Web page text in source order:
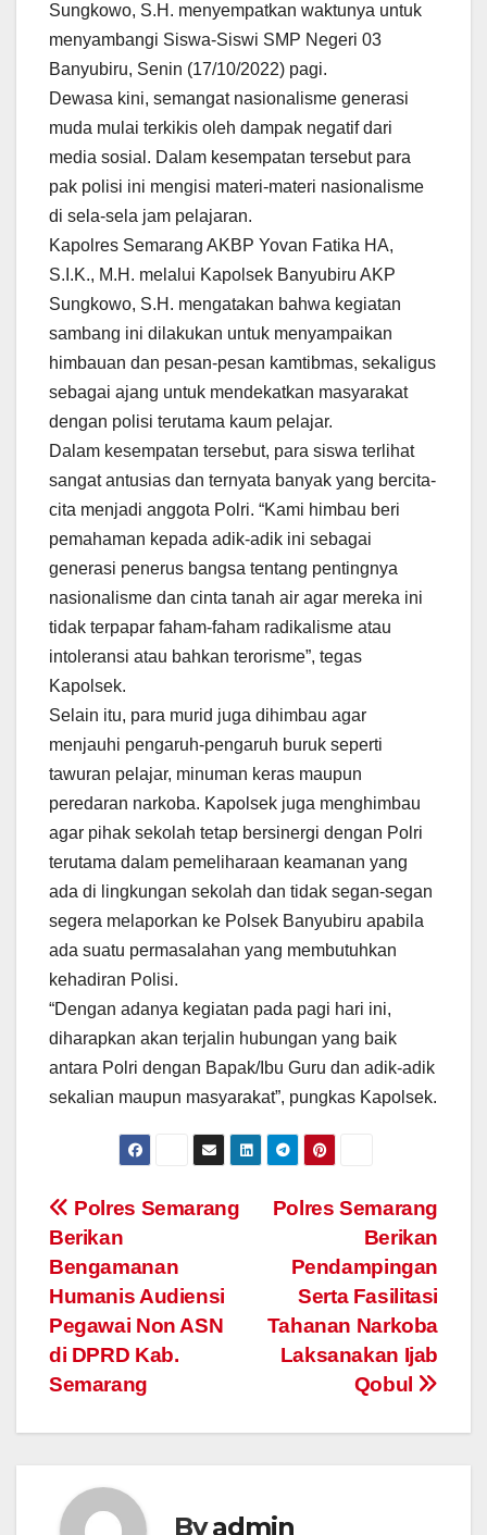
Sungkowo, S.H. menyempatkan waktunya untuk
menyambangi Siswa-Siswi SMP Negeri 03
Banyubiru, Senin (17/10/2022) pagi.
Dewasa kini, semangat nasionalisme generasi
muda mulai terkikis oleh dampak negatif dari
media sosial. Dalam kesempatan tersebut para
pak polisi ini mengisi materi-materi nasionalisme
di sela-sela jam pelajaran.
Kapolres Semarang AKBP Yovan Fatika HA,
S.I.K., M.H. melalui Kapolsek Banyubiru AKP
Sungkowo, S.H. mengatakan bahwa kegiatan
sambang ini dilakukan untuk menyampaikan
himbauan dan pesan-pesan kamtibmas, sekaligus
sebagai ajang untuk mendekatkan masyarakat
dengan polisi terutama kaum pelajar.
Dalam kesempatan tersebut, para siswa terlihat
sangat antusias dan ternyata banyak yang bercita-
cita menjadi anggota Polri. “Kami himbau beri
pemahaman kepada adik-adik ini sebagai
generasi penerus bangsa tentang pentingnya
nasionalisme dan cinta tanah air agar mereka ini
tidak terpapar faham-faham radikalisme atau
intoleransi atau bahkan terorisme”, tegas
Kapolsek.
Selain itu, para murid juga dihimbau agar
menjauhi pengaruh-pengaruh buruk seperti
tawuran pelajar, minuman keras maupun
peredaran narkoba. Kapolsek juga menghimbau
agar pihak sekolah tetap bersinergi dengan Polri
terutama dalam pemeliharaan keamanan yang
ada di lingkungan sekolah dan tidak segan-segan
segera melaporkan ke Polsek Banyubiru apabila
ada suatu permasalahan yang membutuhkan
kehadiran Polisi.
“Dengan adanya kegiatan pada pagi hari ini,
diharapkan akan terjalin hubungan yang baik
antara Polri dengan Bapak/Ibu Guru dan adik-adik
sekalian maupun masyarakat”, pungkas Kapolsek.
Post
navigation
Polres Semarang
Berikan
Pendampingan
Serta Fasilitasi
Tahanan Narkoba
Laksanakan Ijab
Qobul
Polres Semarang
Berikan
Bengamanan
Humanis Audiensi
Pegawai Non ASN
di DPRD Kab.
Semarang
Byadmin